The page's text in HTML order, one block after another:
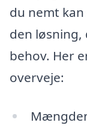
du nemt
den løsning,
behov. Her
overveje: